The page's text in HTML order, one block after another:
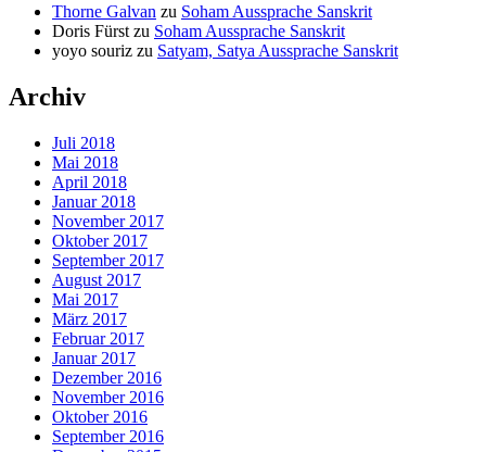
Thorne Galvan zu Soham Aussprache Sanskrit
Doris Fürst zu Soham Aussprache Sanskrit
yoyo souriz zu Satyam, Satya Aussprache Sanskrit
Archiv
Juli 2018
Mai 2018
April 2018
Januar 2018
November 2017
Oktober 2017
September 2017
August 2017
Mai 2017
März 2017
Februar 2017
Januar 2017
Dezember 2016
November 2016
Oktober 2016
September 2016